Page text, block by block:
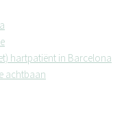
hartpatiënt in Barcelona
achtbaan